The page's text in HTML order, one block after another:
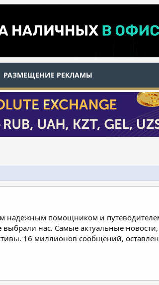
РАЗМЕЩЕНИЕ РЕКЛАМЫ
надежным помощником и
нас. Самые актуальные
16 миллионов сообщений,